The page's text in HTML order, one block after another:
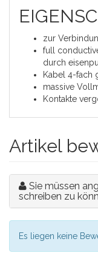
zur
full
durch
Kabel 4-fach
massive
Kontakte
Artikel
Sie müssen
schreiben zu
Es liegen keine